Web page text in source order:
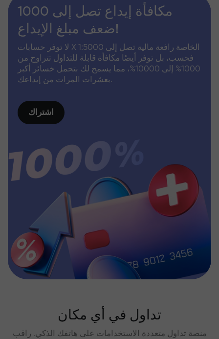
مكافأة إيداع تصل إلى 1000
ضعف مبلغ الإيداع!
لا توفر حسابات X الخاصة رافعة مالية تصل إلى 1:5000
فحسب، بل توفر أيضًا مكافأة قابلة للتداول تتراوح من
1000% إلى 10000%، مما يسمح لك بتحمل خسائر أكبر
بعشرات المرات من إيداعك.
اشتراك
تداول في أي مكان
منصة تداول متعددة الاستخدامات على هاتفك الذكي. راقب